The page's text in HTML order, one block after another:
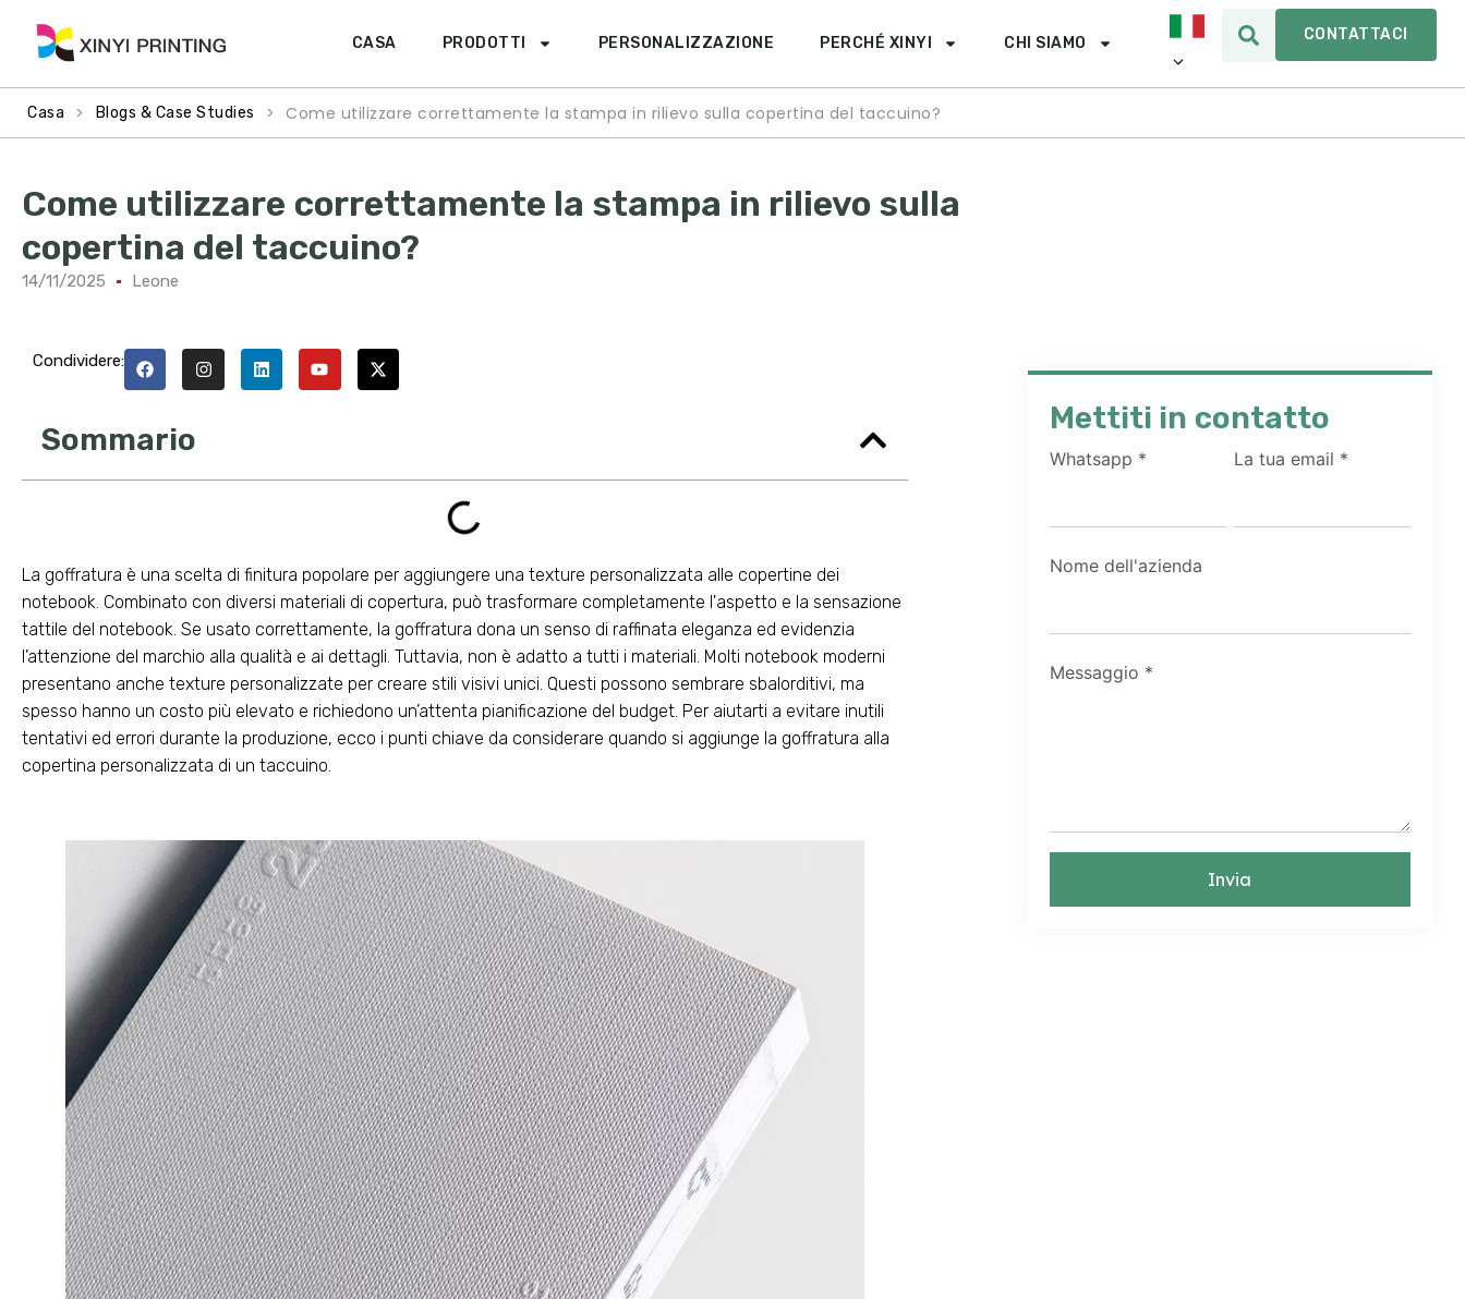
CASA PRODOTTI PERSONALIZZAZIONE PERCHÉ XINYI CHI SIAMO CONTATTACI
Casa > Blogs & Case Studies > Come utilizzare correttamente la stampa in rilievo sulla copertina del taccuino?
Come utilizzare correttamente la stampa in rilievo sulla
copertina del taccuino?
14/11/2025 Leone
Condividere:
Sommario
La goffratura è una scelta di finitura popolare per aggiungere una texture personalizzata alle copertine dei
notebook. Combinato con diversi materiali di copertura, può trasformare completamente l'aspetto e la sensazione
tattile del notebook. Se usato correttamente, la goffratura dona un senso di raffinata eleganza ed evidenzia
l’attenzione del marchio alla qualità e ai dettagli. Tuttavia, non è adatto a tutti i materiali. Molti notebook moderni
presentano anche texture personalizzate per creare stili visivi unici. Questi possono sembrare sbalorditivi, ma
spesso hanno un costo più elevato e richiedono un’attenta pianificazione del budget. Per aiutarti a evitare inutili
tentativi ed errori durante la produzione, ecco i punti chiave da considerare quando si aggiunge la goffratura alla
copertina personalizzata di un taccuino.
Mettiti in contatto
Whatsapp * La tua email *
Nome dell'azienda
Messaggio *
Invia